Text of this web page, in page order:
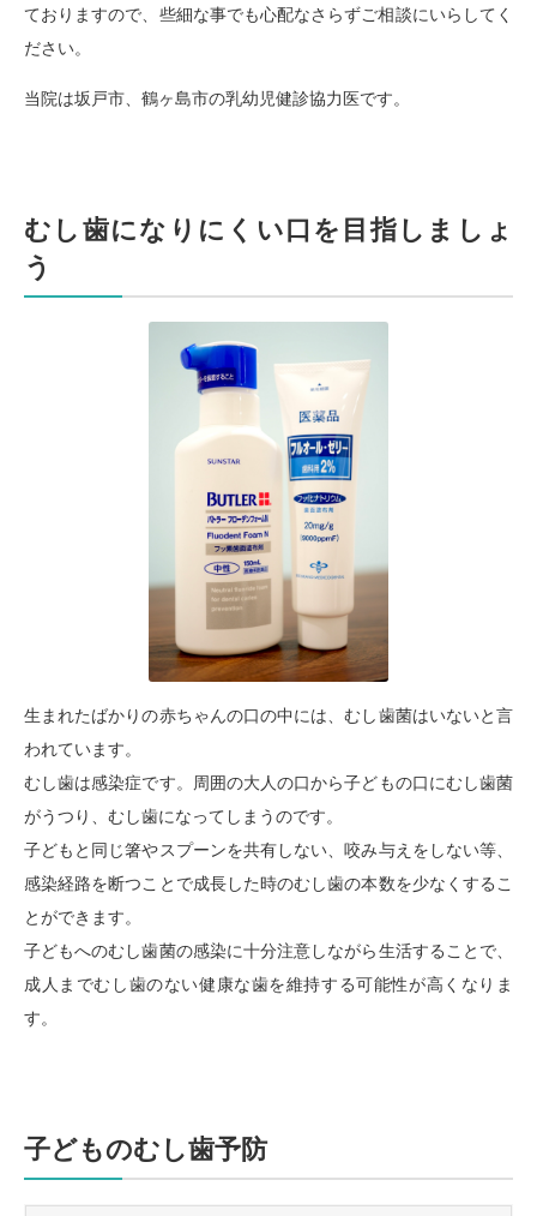
ておりますので、些細な事でも心配なさらずご相談にいらしてく
ださい。
当院は坂戸市、鶴ヶ島市の乳幼児健診協力医です。
むし歯になりにくい口を目指しましょ
う
生まれたばかりの赤ちゃんの口の中には、むし歯菌はいないと言
われています。
むし歯は感染症です。周囲の大人の口から子どもの口にむし歯菌
がうつり、むし歯になってしまうのです。
子どもと同じ箸やスプーンを共有しない、咬み与えをしない等、
感染経路を断つことで成長した時のむし歯の本数を少なくするこ
とができます。
子どもへのむし歯菌の感染に十分注意しながら生活することで、
成人までむし歯のない健康な歯を維持する可能性が高くなりま
す。
子どものむし歯予防